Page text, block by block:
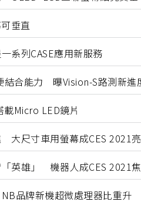
垂直
系列CASE應用新服務
結合能力 曝Vision-S路測新進
Micro LED鏡片
大尺寸車用螢幕成CES 2021
英雄」 機器人成CES 2021
品牌新機超微處理器比重升